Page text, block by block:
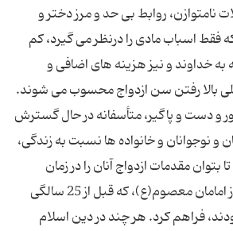
نامتوازن، روابط بى حد و مرز دختر و
فقط اسباب مادى را درنظر مى گیرد، کم
خداوند و نیز هزینه هاى اضافى و
بالا رفتن سن ازدواج محسوب مى شوند.
و دست و پاگیر، متأسفانه در حال گسترش
و نوجوانان و خانواده ها نسبت به زندگى،
بتوان مقدمات ازدواج آنان را در زمان
مناسب و با الگوگیرى از امامان معصوم(ع)، که قبل از 25 سالگى
فراهم کرد. هر چند در دین اسلام